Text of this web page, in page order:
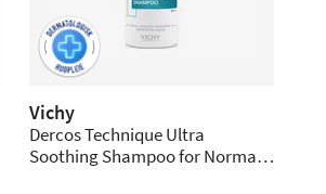
Vichy
Dercos Technique Ultra
Soothing Shampoo for Normal